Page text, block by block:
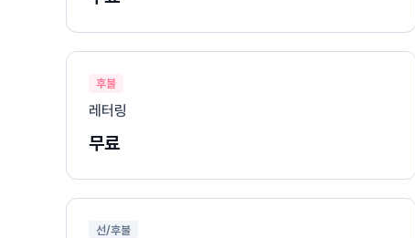
후불
레터링
무료
선/후불